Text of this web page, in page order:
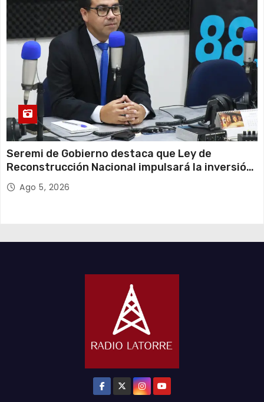
Seremi de Gobierno destaca que Ley de
Reconstrucción Nacional impulsará la inversión
y el empleo en Tarapacá
Ago 5, 2026